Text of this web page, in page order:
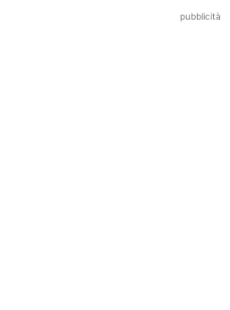
pubblicità